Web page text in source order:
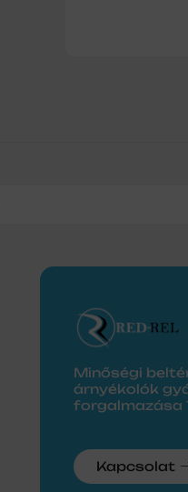
Minőségi
árnyékolók
forgalmazása
Kapcsolat